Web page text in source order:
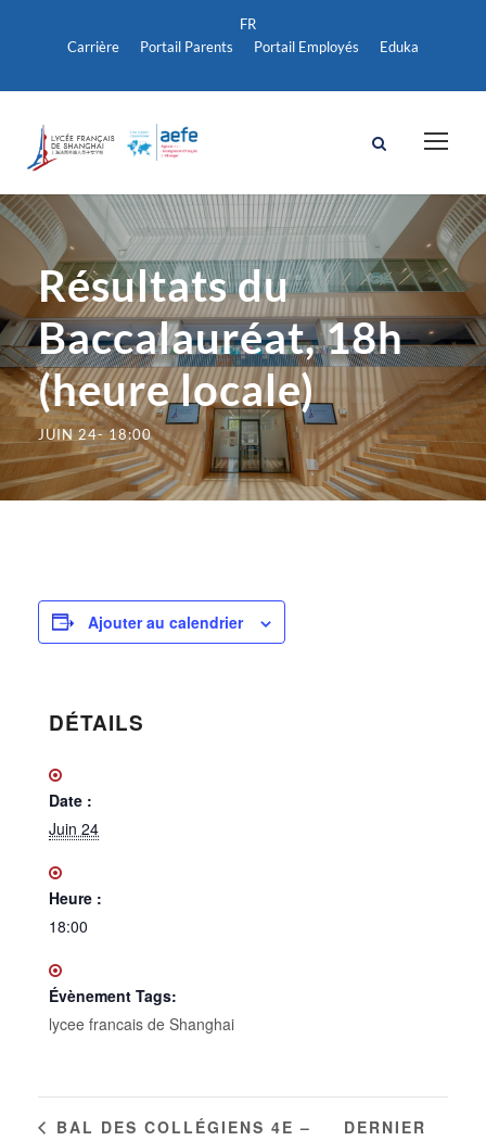
Carrière Portail Parents Portail Employés Eduka
Résultats du
Baccalauréat, 18h
(heure locale)
JUIN 24- 18:00
Ajouter au calendrier
DÉTAILS
Date :
Juin 24
Heure :
18:00
Évènement Tags:
lycee francais de Shanghai
BAL DES COLLÉGIENS 4E –
DERNIER